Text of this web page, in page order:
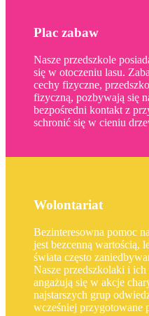
Plac zabaw
Nasze przedszkole
się w otoczeniu lasu.
cechy fizyczne,
fizyczną, pozbywają się
bezpośredni kontakt z
schronić się w cieniu
Wolontariat
Bezinteresowna pomoc
jest bezcenną wartością,
świata często
Nasze przedszkolaki i
angażują się w akcje
najstarszych grup
wcześniej przygotowane